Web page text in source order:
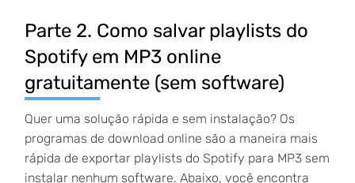
Parte 2. Como salvar playlists do
Spotify em MP3 online
gratuitamente (sem software)
Quer uma solução rápida e sem instalação? Os
programas de download online são a maneira mais
rápida de exportar playlists do Spotify para MP3 sem
instalar nenhum software. Abaixo, você encontra